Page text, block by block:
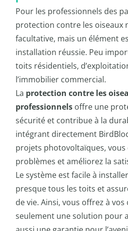
Pour les professionnels des
protection contre les oiseaux
facultative, mais un élément
installation réussie. Peu
toits résidentiels,
l’immobilier commercial.
La protection contre les
professionnels offre une
sécurité et contribue à la
intégrant directement
projets photovoltaïques, vous
problèmes et améliorez la
Le système est facile à
presque tous les toits et
de vie. Ainsi, vous offrez à
seulement une solution pour